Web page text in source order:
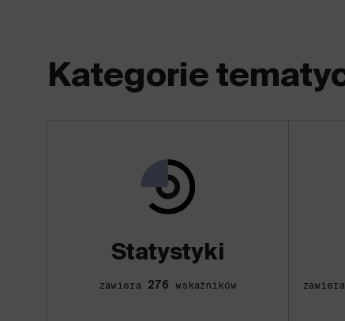
Kategorie
Statystyki
zawiera 276 wskaźników zawiera